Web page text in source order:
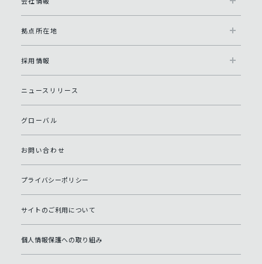
拠点所在地
採用情報
ニュースリリース
グローバル
お問い合わせ
プライバシーポリシー
サイトのご利用について
個人情報保護への取り組み